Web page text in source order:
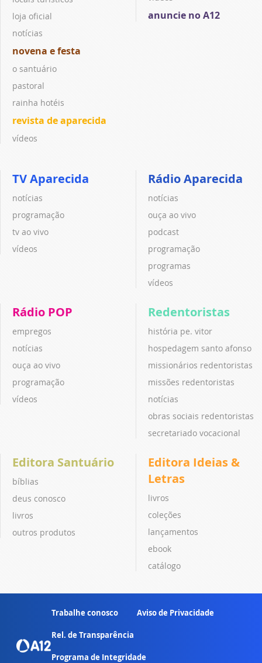
loja oficial
notícias
novena e festa
o santuário
pastoral
rainha hotéis
revista de aparecida
vídeos
anuncie no A12
TV Aparecida
notícias
programação
tv ao vivo
vídeos
Rádio Aparecida
notícias
ouça ao vivo
podcast
programação
programas
vídeos
Rádio POP
empregos
notícias
ouça ao vivo
programação
vídeos
Redentoristas
história pe. vitor
hospedagem santo afonso
missionários redentoristas
missões redentoristas
notícias
obras sociais redentoristas
secretariado vocacional
Editora Santuário
bíblias
deus conosco
livros
outros produtos
Editora Ideias &
Letras
livros
coleções
lançamentos
ebook
catálogo
Trabalhe conosco Aviso de Privacidade
Rel. de Transparência
Programa de Integridade